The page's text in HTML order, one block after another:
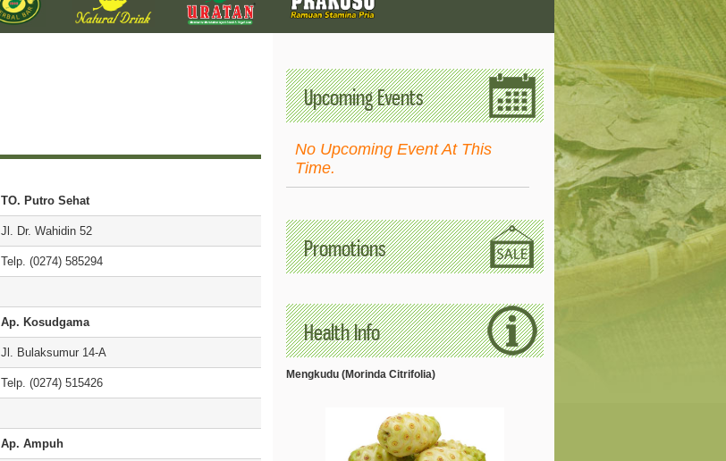
TO. Putro Sehat
Jl. Dr. Wahidin 52
Telp. (0274) 585294
Ap. Kosudgama
Jl. Bulaksumur 14-A
Telp. (0274) 515426
Ap. Ampuh
Upcoming Events
No Upcoming Event At This
Time.
Promotions
Health Info
Mengkudu (Morinda Citrifolia)